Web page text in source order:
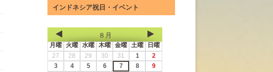
インドネシア祝日・イベント
８月
月曜 火曜 水曜 木曜 金曜 土曜
日曜
27
28 29 30 31 1
2
3
4 5 6 7 8
9